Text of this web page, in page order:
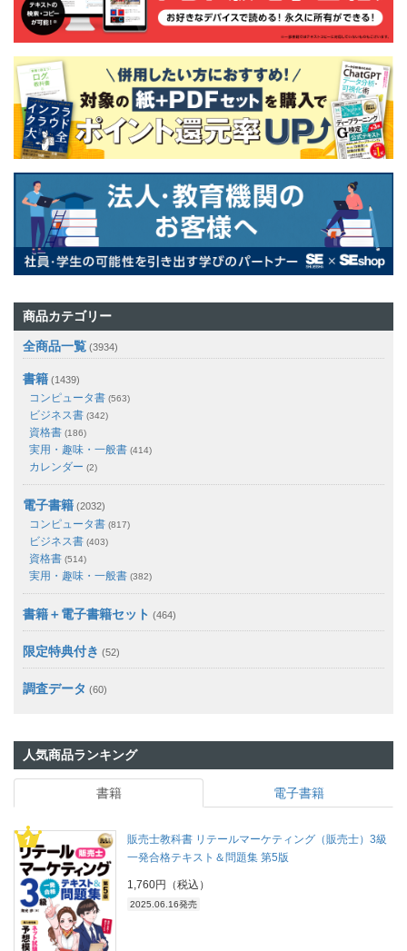
商品カテゴリー
全商品一覧 (3934)
書籍 (1439)
コンピュータ書 (563)
ビジネス書 (342)
資格書 (186)
実用・趣味・一般書 (414)
カレンダー (2)
電子書籍 (2032)
コンピュータ書 (817)
ビジネス書 (403)
資格書 (514)
実用・趣味・一般書 (382)
書籍＋電子書籍セット (464)
限定特典付き (52)
調査データ (60)
人気商品ランキング
書籍 電子書籍
販売士教科書 リテールマーケティング（販売士）3級
一発合格テキスト＆問題集 第5版
1,760円（税込）
2025.06.16発売